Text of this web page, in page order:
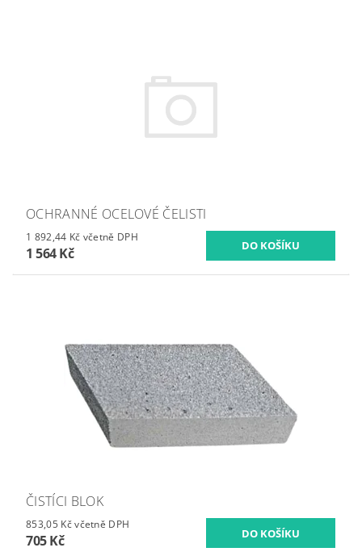
OCHRANNÉ OCELOVÉ ČELISTI
1 892,44 Kč včetně DPH
1 564 Kč
ČISTÍCI BLOK
853,05 Kč včetně DPH
705 Kč